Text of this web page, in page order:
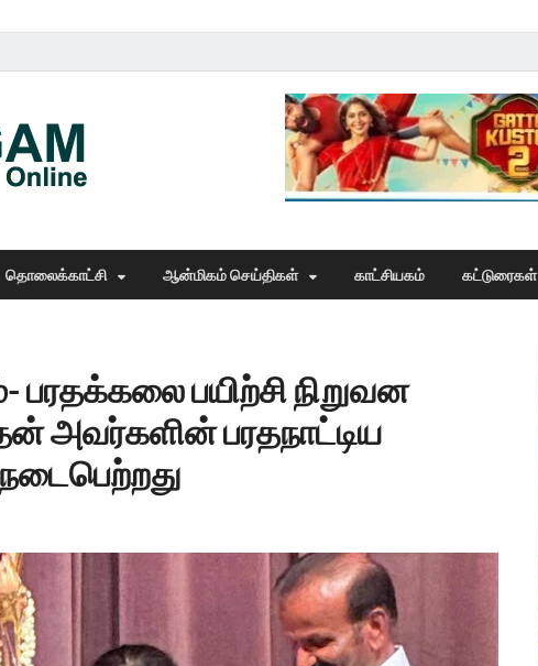
Thangam Online
தொலைக்காட்சி ஆன்மிகம் செய்திகள் காட்சியகம் கட்டுரைகள்
பயிற்சி நிறுவன
அவர்களின் பரதநாட்டிய